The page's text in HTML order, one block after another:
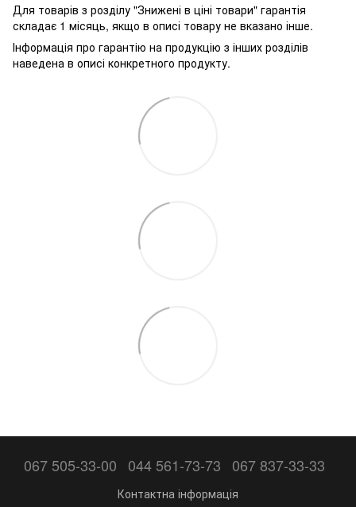
Для товарів з розділу "Знижені в ціні товари" гарантія
складає 1 місяць, якщо в описі товару не вказано інше.
Інформація про гарантію на продукцію з інших розділів
наведена в описі конкретного продукту.
067 505-33-00 044 561-73-73 067 837-33-33
Контактна інформація